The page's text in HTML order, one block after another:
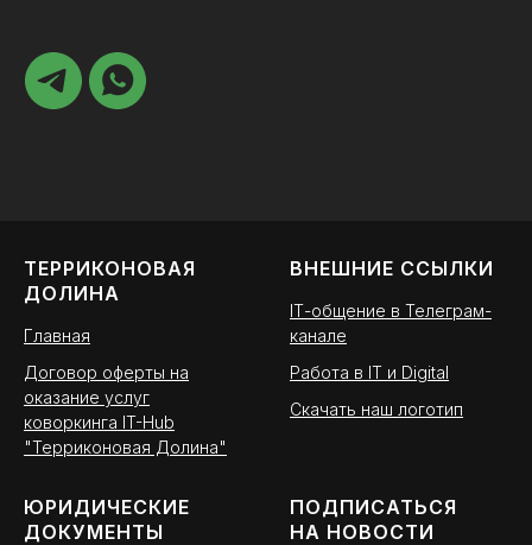
ТЕРРИКОНОВАЯ
ДОЛИНА
Главная
Договор оферты на
оказание услуг
коворкинга IT-Hub
"Терриконовая Долина"
ВНЕШНИЕ ССЫЛКИ
ІТ-общение в Телеграм-
канале
Работа в IT и Digital
Скачать наш логотип
ЮРИДИЧЕСКИЕ
ДОКУМЕНТЫ
ПОДПИСАТЬСЯ
НА НОВОСТИ